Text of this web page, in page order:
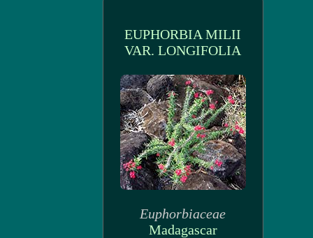
EUPHORBIA MILII
VAR. LONGIFOLIA
Euphorbiaceae
Madagascar